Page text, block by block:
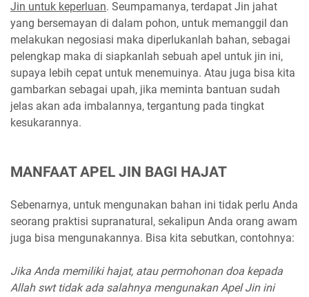
Jin untuk keperluan. Seumpamanya, terdapat Jin jahat
yang bersemayan di dalam pohon, untuk memanggil dan
melakukan negosiasi maka diperlukanlah bahan, sebagai
pelengkap maka di siapkanlah sebuah apel untuk jin ini,
supaya lebih cepat untuk menemuinya. Atau juga bisa kita
gambarkan sebagai upah, jika meminta bantuan sudah
jelas akan ada imbalannya, tergantung pada tingkat
kesukarannya.
MANFAAT APEL JIN BAGI HAJAT
Sebenarnya, untuk mengunakan bahan ini tidak perlu Anda
seorang praktisi supranatural, sekalipun Anda orang awam
juga bisa mengunakannya. Bisa kita sebutkan, contohnya:
Jika Anda memiliki hajat, atau permohonan doa kepada
Allah swt tidak ada salahnya mengunakan Apel Jin ini